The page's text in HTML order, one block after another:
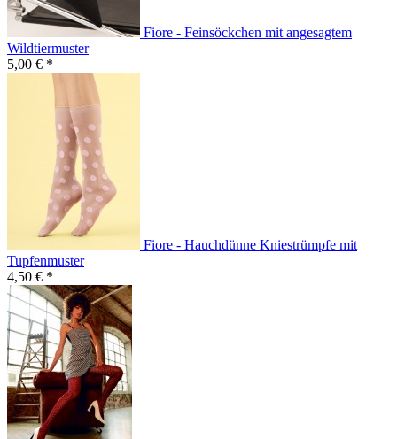
Fiore - Feinsöckchen mit angesagtem
Wildtiermuster
5,00 € *
Fiore - Hauchdünne Kniestrümpfe mit
Tupfenmuster
4,50 € *